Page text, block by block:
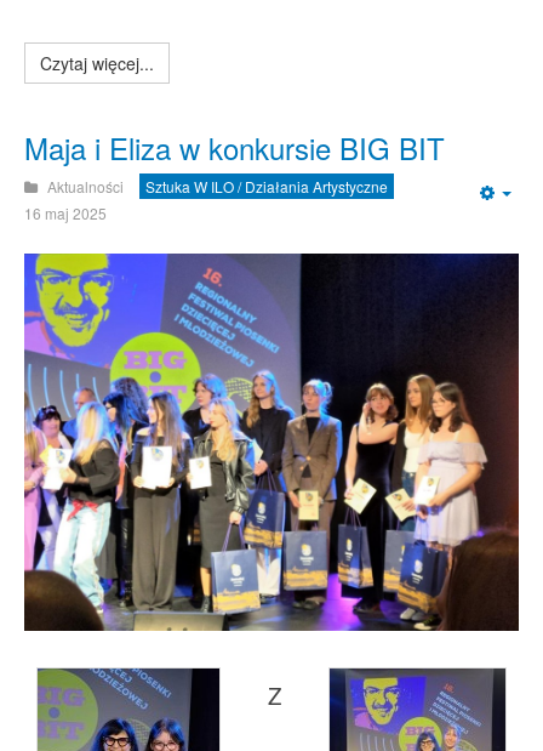
Czytaj więcej...
Maja i Eliza w konkursie BIG BIT
Aktualności
Sztuka W ILO / Działania Artystyczne
16 maj 2025
Z